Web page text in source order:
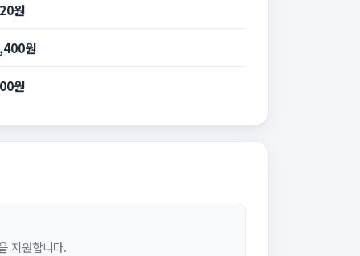
원
원
원
지원합니다.